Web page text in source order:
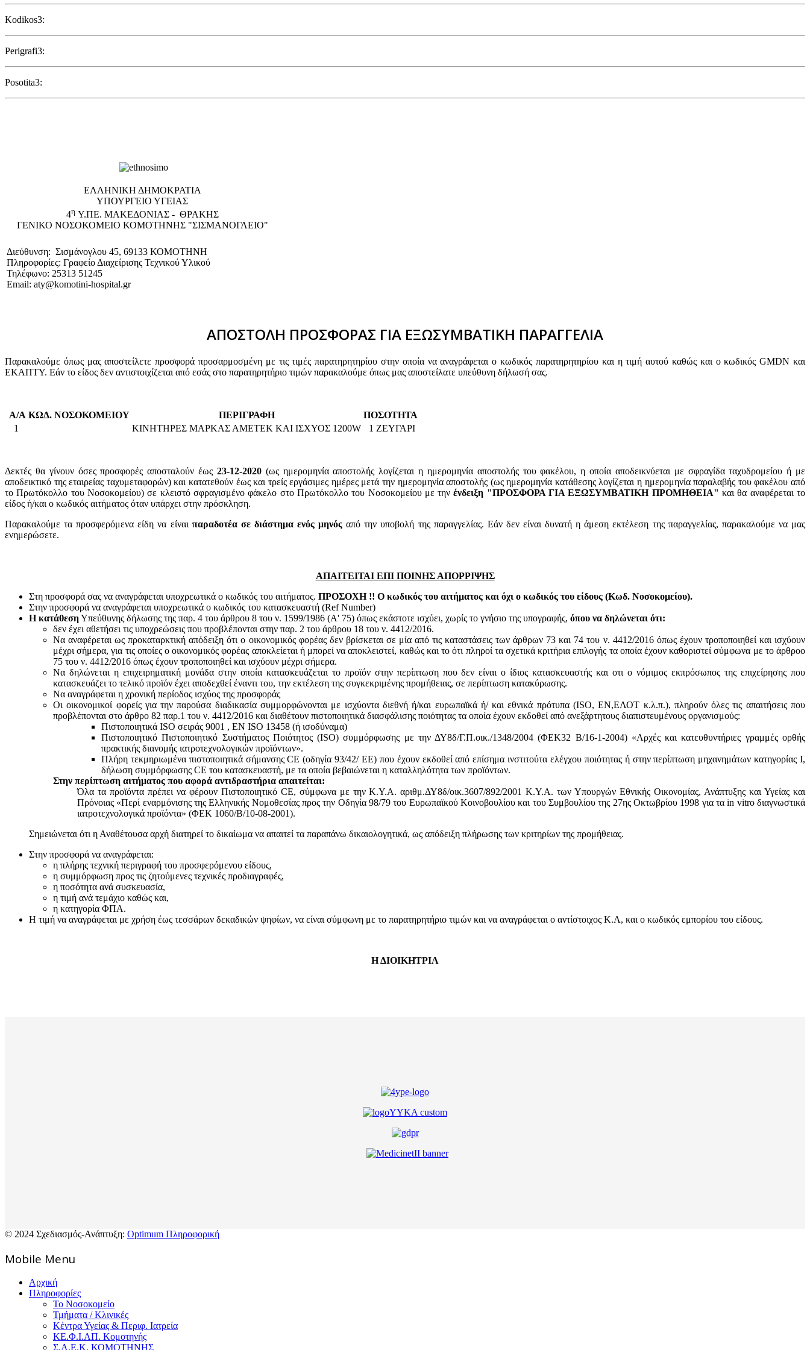
Kodikos3:
Perigrafi3:
Posotita3:
EΛΛΗΝΙΚΗ ΔΗΜΟΚΡΑΤΙΑ
ΥΠΟΥΡΓΕΙΟ ΥΓΕΙΑΣ
4η Υ.ΠΕ. ΜΑΚΕΔΟΝΙΑΣ - ΘΡΑΚΗΣ
ΓΕΝΙΚΟ NΟΣΟΚΟΜΕΙΟ ΚΟΜΟΤΗΝΗΣ "ΣΙΣΜΑΝΟΓΛΕΙΟ"
Διεύθυνση: Σισμάνογλου 45, 69133 ΚΟΜΟΤΗΝΗ
Πληροφορίες: Γραφείο Διαχείρισης Τεχνικού Υλικού
Τηλέφωνο: 25313 51245
Email: aty@komotini-hospital.gr
ΑΠΟΣΤΟΛΗ ΠΡΟΣΦΟΡΑΣ ΓΙΑ ΕΞΩΣΥΜΒΑΤΙΚΗ ΠΑΡΑΓΓΕΛΙΑ
Παρακαλούμε όπως μας αποστείλετε προσφορά προσαρμοσμένη με τις τιμές παρατηρητηρίου στην οποία να αναγράφεται ο κωδικός παρατηρητηρίου και η τιμή αυτού καθώς και ο κωδικός GMDN και
ΕΚΑΠΤΥ. Εάν το είδος δεν αντιστοιχίζεται από εσάς στο παρατηρητήριο τιμών παρακαλούμε όπως μας αποστείλατε υπεύθυνη δήλωσή σας.
Α/Α ΚΩΔ. ΝΟΣΟΚΟΜΕΙΟΥ ΠΕΡΙΓΡΑΦΗ
ΠΟΣΟΤΗΤΑ
1
ΚΙΝΗΤΗΡΕΣ ΜΑΡΚΑΣ ΑΜΕΤΕΚ ΚΑΙ ΙΣΧΥΟΣ 1200W 1 ΖΕΥΓΑΡΙ
Δεκτές θα γίνουν όσες προσφορές αποσταλούν έως 23-12-2020 (ως ημερομηνία αποστολής λογίζεται η ημερομηνία αποστολής του φακέλου, η οποία αποδεικνύεται με σφραγίδα ταχυδρομείου ή με
αποδεικτικό της εταιρείας ταχυμεταφορών) και κατατεθούν έως και τρείς εργάσιμες ημέρες μετά την ημερομηνία αποστολής (ως ημερομηνία κατάθεσης λογίζεται η ημερομηνία παραλαβής του φακέλου από
το Πρωτόκολλο του Νοσοκομείου) σε κλειστό σφραγισμένο φάκελο στο Πρωτόκολλο του Νοσοκομείου με τηνένδειξη "ΠΡΟΣΦΟΡΑ ΓΙΑ ΕΞΩΣΥΜΒΑΤΙΚΗ ΠΡΟΜΗΘΕΙΑ" και θα αναφέρεται το
είδος ή/και ο κωδικός αιτήματος όταν υπάρχει στην πρόσκληση.
Παρακαλούμε τα προσφερόμενα είδη να είναι παραδοτέα σε διάστημα ενός μηνός από την υποβολή της παραγγελίας. Εάν δεν είναι δυνατή η άμεση εκτέλεση της παραγγελίας, παρακαλούμε να μας
ενημερώσετε.
ΑΠΑΙΤΕΙΤΑΙ ΕΠΙ ΠΟΙΝΗΣ ΑΠΟΡΡΙΨΗΣ
Στη προσφορά σας να αναγράφεται υποχρεωτικά ο κωδικός του αιτήματος. ΠΡΟΣΟΧΗ !! Ο κωδικός του αιτήματος και όχι ο κωδικός του είδους (Κωδ. Νοσοκομείου).
Στην προσφορά να αναγράφεται υποχρεωτικά ο κωδικός του κατασκευαστή (Ref Number)
Η κατάθεσηΥπεύθυνης δήλωσης της παρ. 4 του άρθρου 8 του ν. 1599/1986 (Α' 75) όπως εκάστοτε ισχύει, χωρίς το γνήσιο της υπογραφής, όπου να δηλώνεται ότι:
δεν έχει αθετήσει τις υποχρεώσεις που προβλέπονται στην παρ. 2 του άρθρου 18 του ν. 4412/2016.
Να αναφέρεται ως προκαταρκτική απόδειξη ότι ο οικονομικός φορέας δεν βρίσκεται σε μία από τις καταστάσεις των άρθρων 73 και 74 του ν. 4412/2016 όπως έχουν τροποποιηθεί και ισχύουν
μέχρι σήμερα, για τις οποίες ο οικονομικός φορέας αποκλείεται ή μπορεί να αποκλειστεί, καθώς και το ότι πληροί τα σχετικά κριτήρια επιλογής τα οποία έχουν καθοριστεί σύμφωνα με τo άρθροo
75 του ν. 4412/2016 όπως έχουν τροποποιηθεί και ισχύουν μέχρι σήμερα.
Να δηλώνεται η επιχειρηματική μονάδα στην οποία κατασκευάζεται το προϊόν στην περίπτωση που δεν είναι ο ίδιος κατασκευαστής και oτι ο νόμιμος εκπρόσωπος της επιχείρησης που
κατασκευάζει το τελικό προϊόν έχει αποδεχθεί έναντι του, την εκτέλεση της συγκεκριμένης προμήθειας, σε περίπτωση κατακύρωσης.
Να αναγράφεται η χρονική περίοδος ισχύος της προσφοράς
Οι οικονομικοί φορείς για την παρούσα διαδικασία συμμορφώνονται με ισχύοντα διεθνή ή/και ευρωπαϊκά ή/ και εθνικά πρότυπα (ISO, ΕΝ,ΕΛΟΤ κ.λ.π.), πληρούν όλες τις απαιτήσεις που
προβλέπονται στο άρθρο 82 παρ.1 του ν. 4412/2016 και διαθέτουν πιστοποιητικά διασφάλισης ποιότητας τα οποία έχουν εκδοθεί από ανεξάρτητους διαπιστευμένους οργανισμούς:
Πιστοποιητικά ISO σειράς 9001 , ΕΝ ISO 13458 (ή ισοδύναμα)
Πιστοποιητικό Πιστοποιητικό Συστήματος Ποιότητος (ISO) συμμόρφωσης με την ΔΥ8δ/Γ.Π.οικ./1348/2004 (ΦΕΚ32 Β/16-1-2004) «Αρχές και κατευθυντήριες γραμμές ορθής
πρακτικής διανομής ιατροτεχνολογικών προϊόντων».
Πλήρη τεκμηριωμένα πιστοποιητικά σήμανσης CE (οδηγία 93/42/ ΕΕ) που έχουν εκδοθεί από επίσημα ινστιτούτα ελέγχου ποιότητας ή στην περίπτωση μηχανημάτων κατηγορίας Ι,
δήλωση συμμόρφωσης CE του κατασκευαστή, με τα οποία βεβαιώνεται η καταλληλότητα των προϊόντων.
Στην περίπτωση αιτήματος που αφορά αντιδραστήρια απαιτείται:
Όλα τα προϊόντα πρέπει να φέρουν Πιστοποιητικό CE, σύμφωνα με την Κ.Υ.Α. αριθμ.ΔΥ8δ/οικ.3607/892/2001 Κ.Υ.Α. των Υπουργών Εθνικής Οικονομίας, Ανάπτυξης και Υγείας και
Πρόνοιας «Περί εναρμόνισης της Ελληνικής Νομοθεσίας προς την Οδηγία 98/79 του Ευρωπαϊκού Κοινοβουλίου και του Συμβουλίου της 27ης Οκτωβρίου 1998 για τα in vitro διαγνωστικά
ιατροτεχνολογικά προϊόντα» (ΦΕΚ 1060/Β/10-08-2001).
Σημειώνεται ότι η Αναθέτουσα αρχή διατηρεί το δικαίωμα να απαιτεί τα παραπάνω δικαιολογητικά, ως απόδειξη πλήρωσης των κριτηρίων της προμήθειας.
Στην προσφορά να αναγράφεται:
η πλήρης τεχνική περιγραφή του προσφερόμενου είδους,
η συμμόρφωση προς τις ζητούμενες τεχνικές προδιαγραφές,
η ποσότητα ανά συσκευασία,
η τιμή ανά τεμάχιο καθώς και,
η κατηγορία ΦΠΑ.
Η τιμή να αναγράφεται με χρήση έως τεσσάρων δεκαδικών ψηφίων, να είναι σύμφωνη με το παρατηρητήριο τιμών και να αναγράφεται ο αντίστοιχος Κ.Α, και ο κωδικός εμπορίου του είδους.
Η ΔΙΟΙΚΗΤΡΙΑ
© 2024 Σχεδιασμός-Ανάπτυξη: Optimum Πληροφορική
Mοbile Menu
Αρχική
Πληροφορίες
Το Νοσοκομείο
Τμήματα / Κλινικές
Κέντρα Υγείας & Περιφ. Ιατρεία
ΚΕ.Φ.Ι.ΑΠ. Κομοτηνής
Σ.Α.Ε.Κ. ΚΟΜΟΤΗΝΗΣ